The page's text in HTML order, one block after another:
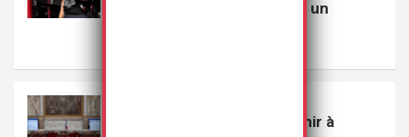
de sport parce qu’il portait un
Le projet de loi visant à punir à